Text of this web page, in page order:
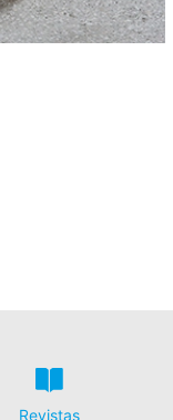
Revistas